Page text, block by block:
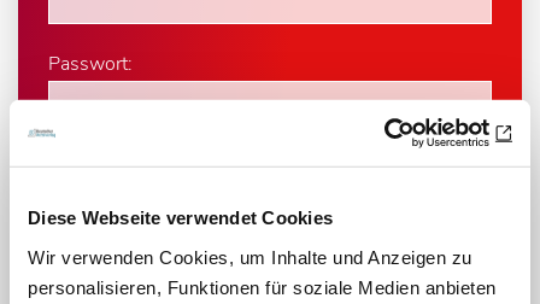
Diese Webseite verwendet Cookies
Wir verwenden Cookies, um Inhalte und Anzeigen zu
personalisieren, Funktionen für soziale Medien anbieten
Passwort: